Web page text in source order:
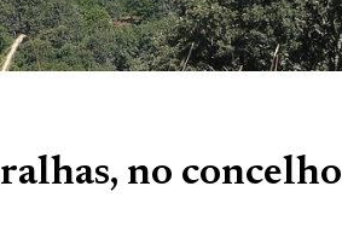
no concelho